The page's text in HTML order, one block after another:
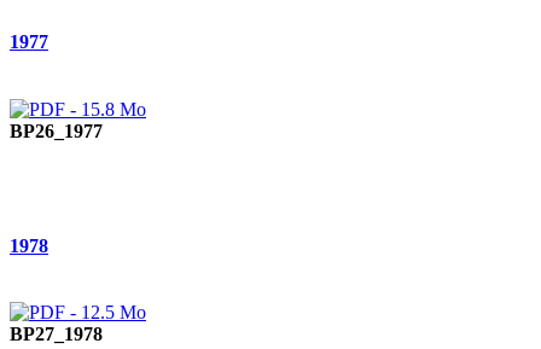
1977
BP26_1977
1978
BP27_1978